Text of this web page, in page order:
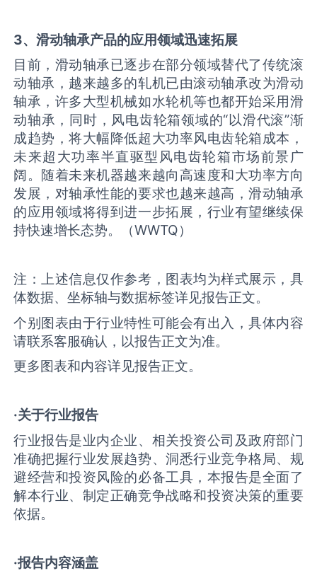
3、滑动轴承产品的应用领域迅速拓展
目前，滑动轴承已逐步在部分领域替代了传统滚
动轴承，越来越多的轧机已由滚动轴承改为滑动
轴承，许多大型机械如水轮机等也都开始采用滑
动轴承，同时，风电齿轮箱领域的“以滑代滚”渐
成趋势，将大幅降低超大功率风电齿轮箱成本，
未来超大功率半直驱型风电齿轮箱市场前景广
阔。随着未来机器越来越向高速度和大功率方向
发展，对轴承性能的要求也越来越高，滑动轴承
的应用领域将得到进一步拓展，行业有望继续保
持快速增长态势。（WWTQ）
注：上述信息仅作参考，图表均为样式展示，具
体数据、坐标轴与数据标签详见报告正文。
个别图表由于行业特性可能会有出入，具体内容
请联系客服确认，以报告正文为准。
更多图表和内容详见报告正文。
·关于行业报告
行业报告是业内企业、相关投资公司及政府部门
准确把握行业发展趋势、洞悉行业竞争格局、规
避经营和投资风险的必备工具，本报告是全面了
解本行业、制定正确竞争战略和投资决策的重要
依据。
·报告内容涵盖